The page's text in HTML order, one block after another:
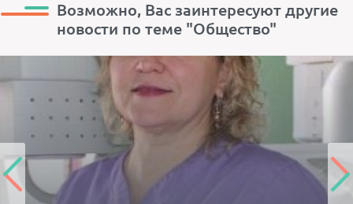
Возможно, Вас заинтересуют другие
новости по теме "Общество"